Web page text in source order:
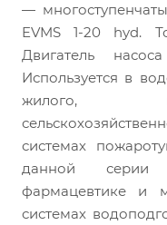
—
EVMS 1-20 hyd.
Двигатель
Используется в
жилого,
системах
данной
фармацевтике и
системах